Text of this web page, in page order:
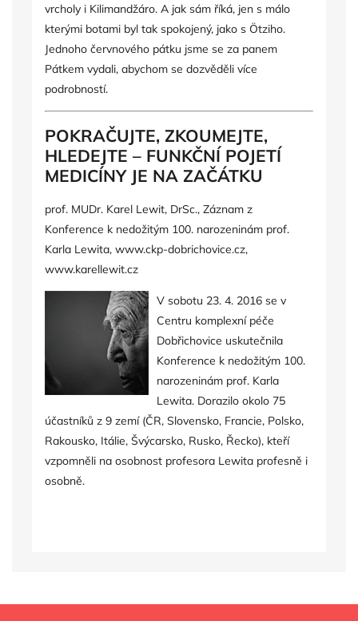
vrcholy i Kilimandžáro. A jak sám říká, jen s málo
kterými botami byl tak spokojený, jako s Ötziho.
Jednoho červnového pátku jsme se za panem
Pátkem vydali, abychom se dozvěděli více
podrobností.
POKRAČUJTE, ZKOUMEJTE,
HLEDEJTE – FUNKČNÍ POJETÍ
MEDICÍNY JE NA ZAČÁTKU
prof. MUDr. Karel Lewit, DrSc., Záznam z
Konference k nedožitým 100. narozeninám prof.
Karla Lewita, www.ckp-dobrichovice.cz,
www.karellewit.cz
V sobotu 23. 4. 2016 se v
Centru komplexní péče
Dobřichovice uskutečnila
Konference k nedožitým 100.
narozeninám prof. Karla
Lewita. Dorazilo okolo 75
účastníků z 9 zemí (ČR, Slovensko, Francie, Polsko,
Rakousko, Itálie, Švýcarsko, Rusko, Řecko), kteří
vzpomněli na osobnost profesora Lewita profesně i
osobně.